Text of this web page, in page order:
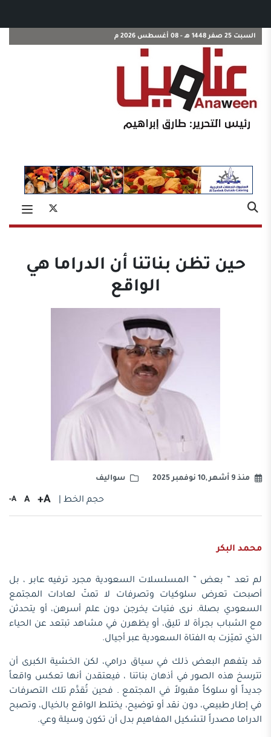
السبت 25 صفر 1448 هـ - 08 أغسطس 2026 م
حين تظن بناتنا أن الدراما هي
الواقع
منذ 9 أشهر ,10 نوفمبر 2025 سواليف
حجم الخط | A+
A
A-
محمد البكر
لم تعد ” بعض ” المسلسلات السعودية مجرد ترفيه عابر ، بل
أصبحت تعرض سلوكيات وتصرفات لا تمتّ لعادات المجتمع
السعودي بصلة. نرى فتيات يخرجن دون علم أسرهن، أو يتحدثن
مع الشباب بجرأة لا تليق، أو يظهرن في مشاهد تبتعد عن الحياء
الذي تميّزت به الفتاة السعودية عبر أجيال.
قد يتفهم البعض ذلك في سياق درامي، لكن الخشية الكبرى أن
تترسخ هذه الصور في أذهان بناتنا ، فيعتقدن أنها تعكس واقعاً
جديداً أو سلوكاً مقبولاً في المجتمع . فحين تُقدَّم تلك التصرفات
في إطار طبيعي، دون نقد أو توضيح، يختلط الواقع بالخيال، وتصبح
الدراما مصدراً لتشكيل المفاهيم بدل أن تكون وسيلة وعي.